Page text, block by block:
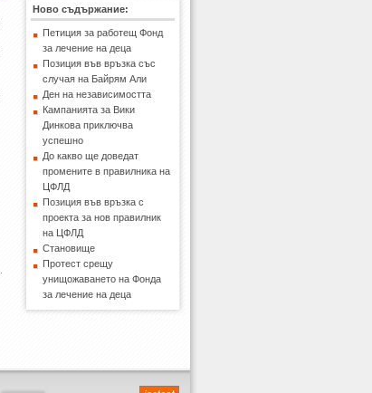
Ново съдържание:
Петиция за работещ Фонд
за лечение на деца
Позиция във връзка със
случая на Байрям Али
Ден на независимостта
Кампанията за Вики
Динкова приключва
успешно
До какво ще доведат
промените в правилника на
ЦФЛД
Позиция във връзка с
проекта за нов правилник
на ЦФЛД
Становище
Протест срещу
унищожаването на Фонда
за лечение на деца